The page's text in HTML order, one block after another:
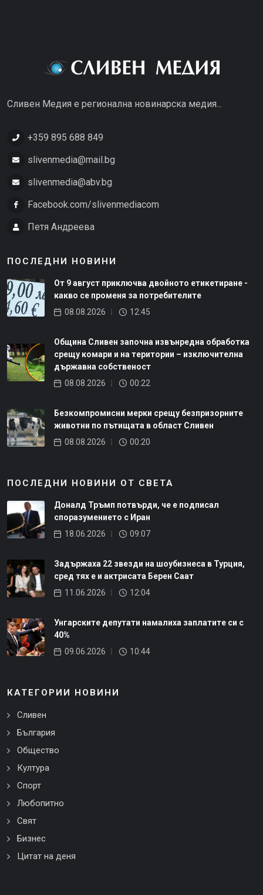
Сливен Медия е регионална новинарска медия...
+359 895 688 849
slivenmedia@mail.bg
slivenmedia@abv.bg
Facebook.com/slivenmediacom
Петя Андреева
ПОСЛЕДНИ НОВИНИ
От 9 август приключва двойното етикетиране -
какво се променя за потребителите
08.08.2026
12:45
Община Сливен започна извънредна обработка
срещу комари и на територии – изключителна
държавна собственост
08.08.2026
00:22
Безкомпромисни мерки срещу безпризорните
животни по пътищата в област Сливен
08.08.2026
00:20
ПОСЛЕДНИ НОВИНИ ОТ СВЕТА
Доналд Тръмп потвърди, че е подписал
споразумението с Иран
18.06.2026
09:07
Задържаха 22 звезди на шоубизнеса в Турция,
сред тях е и актрисата Берен Саат
11.06.2026
12:04
Унгарските депутати намалиха заплатите си с
40%
09.06.2026
10:44
КАТЕГОРИИ НОВИНИ
Сливен
България
Общество
Култура
Спорт
Любопитно
Свят
Бизнес
Цитат на деня